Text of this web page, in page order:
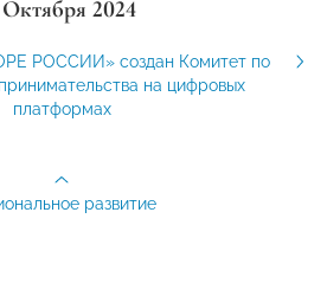
2024
РОССИИ» создан Комитет по
на цифровых
платформах
развитие